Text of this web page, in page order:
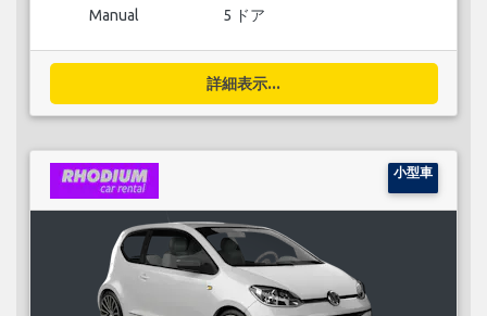
Manual 5 ドア
詳細表示...
小型車